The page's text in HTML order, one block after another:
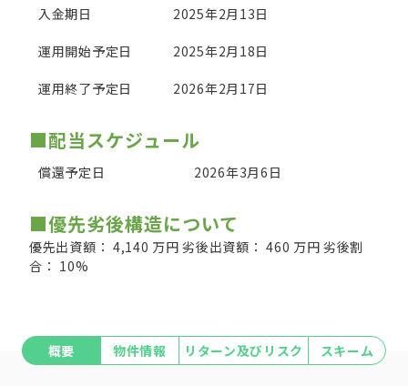
入金期日 2025年2月13日
運用開始予定日 2025年2月18日
運用終了予定日 2026年2月17日
■配当スケジュール
償還予定日 2026年3月6日
■優先劣後構造について
優先出資額： 4,140 万円 劣後出資額： 460 万円 劣後割
合： 10%
概要 物件情報 リターン及びリスク スキーム